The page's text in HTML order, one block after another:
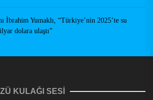
İbrahim Yumaklı, “Türkiye’nin 2025’te su
dolara ulaştı”
KULAĞI SESİ